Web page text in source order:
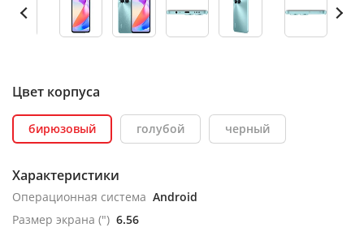
Цвет корпуса
бирюзовый голубой черный
Характеристики
Операционная система Android
Размер экрана (") 6.56